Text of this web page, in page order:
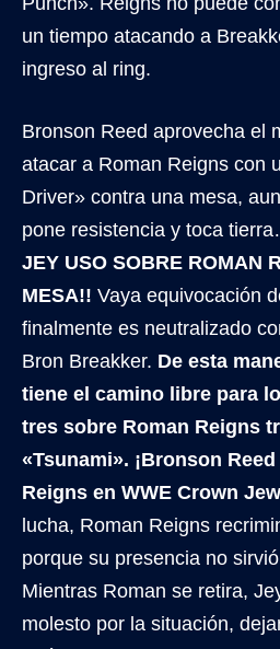
un tiempo atacando a
ingreso al ring.
Bronson Reed aprovecha el
atacar a Roman Reigns con
Driver» contra una mesa,
pone resistencia y toca
JEY USO SOBRE ROMAN
MESA!! Vaya equivocación
finalmente es neutralizado
Bron Breakker. De esta
tiene el camino libre para
tres sobre Roman Reigns
«Tsunami». ¡Bronson
Reigns en WWE Crown
lucha, Roman Reigns
porque su presencia no
Mientras Roman se retira,
molesto por la situación,